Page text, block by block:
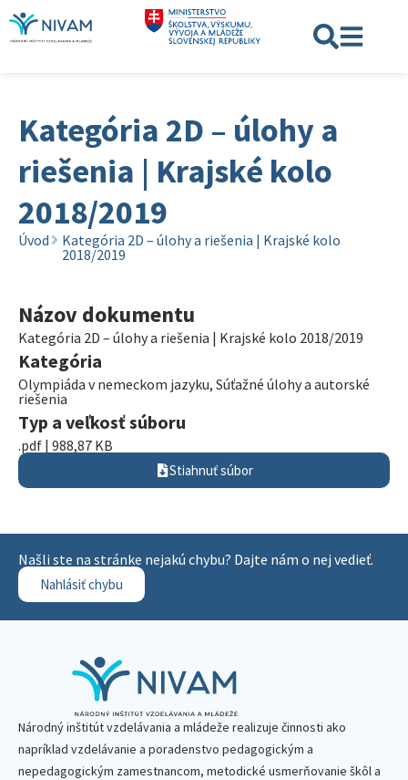
Kategória 2D – úlohy a
riešenia | Krajské kolo
2018/2019
Úvod
Kategória 2D – úlohy a riešenia | Krajské kolo
2018/2019
Názov dokumentu
Kategória 2D – úlohy a riešenia | Krajské kolo 2018/2019
Kategória
Olympiáda v nemeckom jazyku, Súťažné úlohy a autorské
riešenia
Typ a veľkosť súboru
.pdf | 988,87 KB
Stiahnuť súbor
Našli ste na stránke nejakú chybu? Dajte nám o nej vedieť.
Nahlásiť chybu
Národný inštitút vzdelávania a mládeže realizuje činnosti ako
napríklad vzdelávanie a poradenstvo pedagogickým a
nepedagogickým zamestnancom, metodické usmerňovanie škôl a